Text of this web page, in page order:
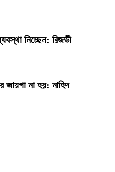
নিচ্ছেন: রিজভী
জায়গা না হয়: নাহিদ